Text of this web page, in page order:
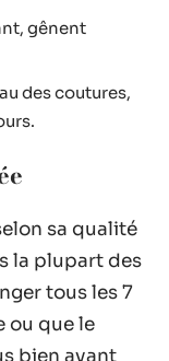
gênent
des coutures,
sa qualité
la plupart des
tous les 7
ou que le
bien avant